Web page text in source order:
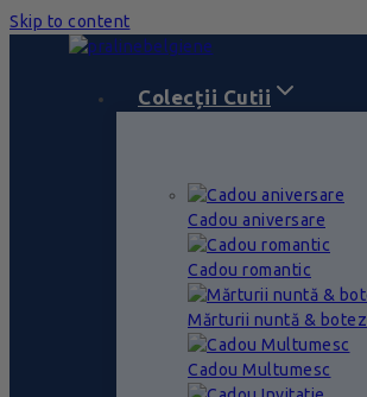
Skip to content
Colecții Cutii
Cadou aniversare
Cadou romantic
Mărturii nuntă & botez
Cadou Multumesc